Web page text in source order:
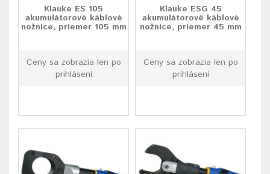
Klauke ES 105
akumulátorové káblové
nožnice, priemer 105 mm
Ceny sa zobrazia len po
prihlásení
Klauke ESG 45
akumulátorové káblové
nožnice, priemer 45 mm
Ceny sa zobrazia len po
prihlásení